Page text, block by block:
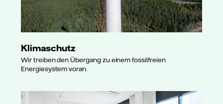
Klimaschutz
Wir treiben den Übergang zu einem fossilfreien
Energiesystem voran.